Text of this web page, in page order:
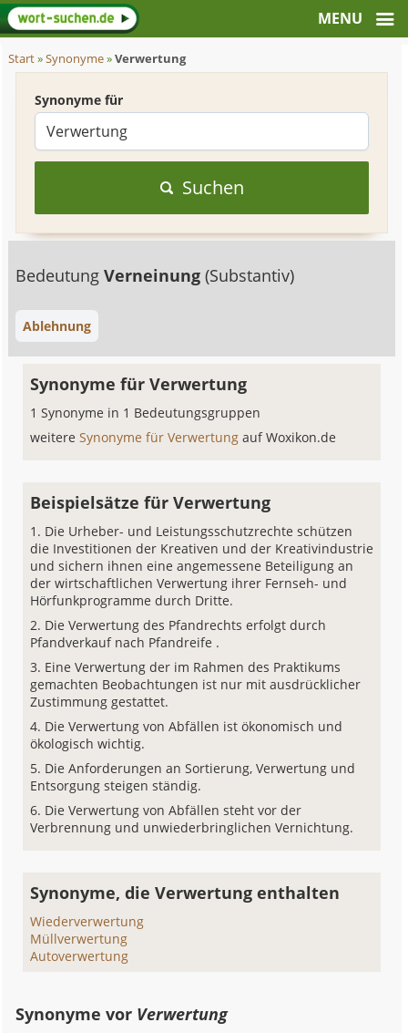
Start»Synonyme»Verwertung
Synonyme für
Suchen
BedeutungVerneinung(Substantiv)
Ablehnung
Synonyme für Verwertung
1 Synonyme in 1 Bedeutungsgruppen
weitereSynonyme für Verwertungauf Woxikon.de
Beispielsätze für Verwertung
Die Urheber- und Leistungsschutzrechte schützen
die Investitionen der Kreativen und der Kreativindustrie
und sichern ihnen eine angemessene Beteiligung an
der wirtschaftlichen Verwertung ihrer Fernseh- und
Hörfunkprogramme durch Dritte.
Die Verwertung des Pfandrechts erfolgt durch
Pfandverkauf nach Pfandreife .
Eine Verwertung der im Rahmen des Praktikums
gemachten Beobachtungen ist nur mit ausdrücklicher
Zustimmung gestattet.
Die Verwertung von Abfällen ist ökonomisch und
ökologisch wichtig.
Die Anforderungen an Sortierung, Verwertung und
Entsorgung steigen ständig.
Die Verwertung von Abfällen steht vor der
Verbrennung und unwiederbringlichen Vernichtung.
Synonyme, die Verwertung enthalten
Wiederverwertung
Müllverwertung
Autoverwertung
Synonyme vor Verwertung